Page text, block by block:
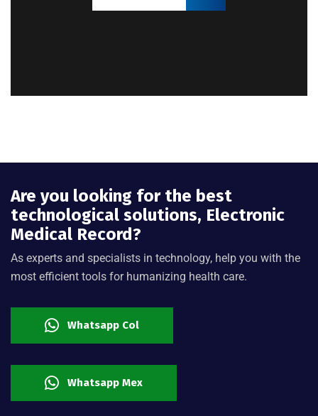
Are you looking for the best
technological solutions, Electronic
Medical Record?
As experts and specialists in technology, help you with the
most efficient tools for humanizing health care.
Whatsapp Col
Whatsapp Mex